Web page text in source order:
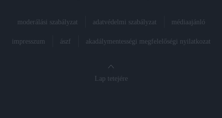
moderálási szabályzat adatvédelmi szabályzat médiaajánló
impresszum ászf akadálymentességi megfelelőségi nyilatkozat
Lap tetejére